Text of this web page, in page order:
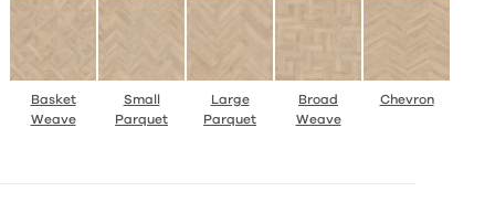
Basket
Weave
Small
Parquet
Large
Parquet
Broad
Weave
Chevron